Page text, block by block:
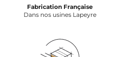
Fabrication Française
Dans nos usines Lapeyre